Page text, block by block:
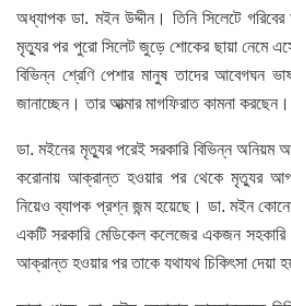
অধ্যাপক ডা. মইন উদ্দীন। তিনি সিলেটে
মৃত্যুর পর পুরো সিলেট জুড়ে শোকের ছায়া নেমে
বিভিন্ন শ্রেণি পেশার মানুষ তাদের আবেগঘন
জানাচ্ছেন। তার আত্মার মাগফিরাত কামনা করছেন।
ডা. মইনের মৃত্যুর পরেই সরকারি বিভিন্ন অনিয়ম
করোনায় আক্রান্ত হওয়ার পর থেকে মৃত্যুর আগ
নিয়েও ব্যাপক প্রশ্ন জন্ম হয়েছে। ডা. মইন কোনো
একটি সরকারি মেডিকেল কলেজের একজন
আক্রান্ত হওয়ার পর তাকে যথাযথ চিকিৎসা দেয়া